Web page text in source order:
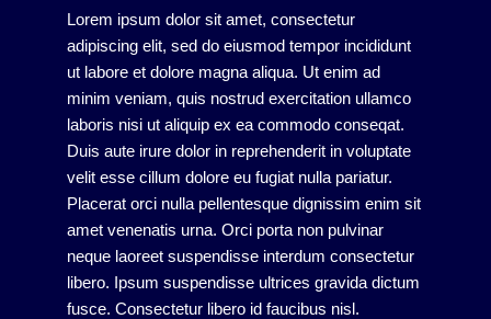
Lorem ipsum dolor sit amet, consectetur
adipiscing elit, sed do eiusmod tempor incididunt
ut labore et dolore magna aliqua. Ut enim ad
minim veniam, quis nostrud exercitation ullamco
laboris nisi ut aliquip ex ea commodo conseqat.
Duis aute irure dolor in reprehenderit in voluptate
velit esse cillum dolore eu fugiat nulla pariatur.
Placerat orci nulla pellentesque dignissim enim sit
amet venenatis urna. Orci porta non pulvinar
neque laoreet suspendisse interdum consectetur
libero. Ipsum suspendisse ultrices gravida dictum
fusce. Consectetur libero id faucibus nisl.